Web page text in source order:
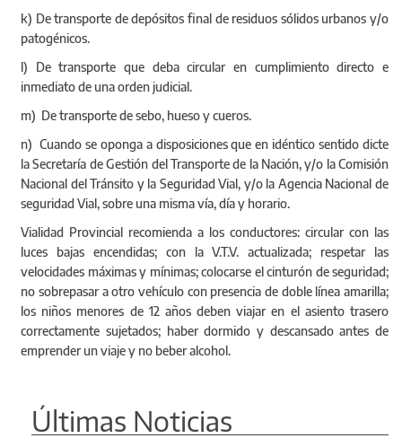
k) De transporte de depósitos final de residuos sólidos urbanos y/o
patogénicos.
l) De transporte que deba circular en cumplimiento directo e
inmediato de una orden judicial.
m) De transporte de sebo, hueso y cueros.
n) Cuando se oponga a disposiciones que en idéntico sentido dicte
la Secretaría de Gestión del Transporte de la Nación, y/o la Comisión
Nacional del Tránsito y la Seguridad Vial, y/o la Agencia Nacional de
seguridad Vial, sobre una misma vía, día y horario.
Vialidad Provincial recomienda a los conductores: circular con las
luces bajas encendidas; con la V.T.V. actualizada; respetar las
velocidades máximas y mínimas; colocarse el cinturón de seguridad;
no sobrepasar a otro vehículo con presencia de doble línea amarilla;
los niños menores de 12 años deben viajar en el asiento trasero
correctamente sujetados; haber dormido y descansado antes de
emprender un viaje y no beber alcohol.
Últimas Noticias